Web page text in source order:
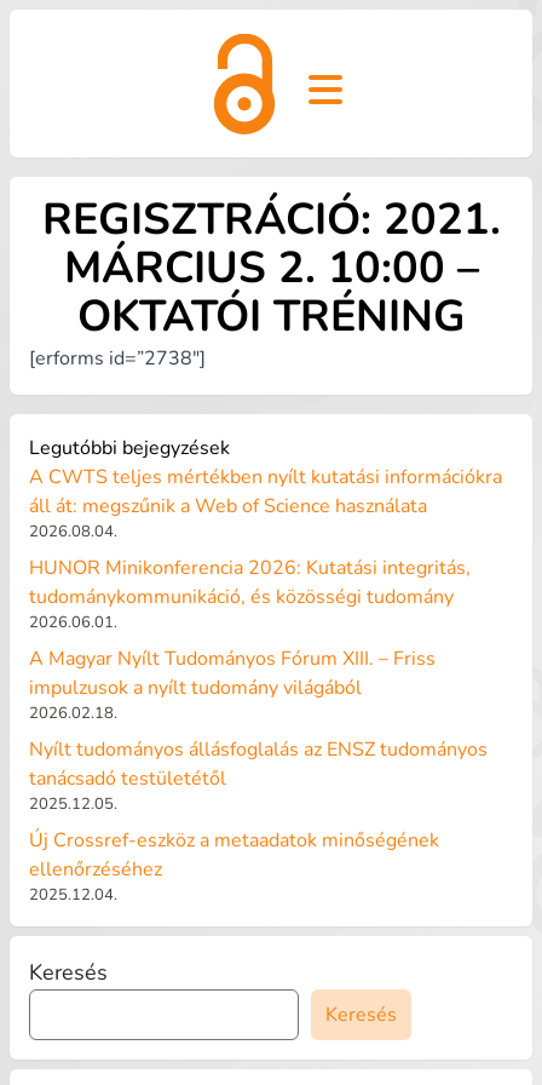
Open main menu
REGISZTRÁCIÓ: 2021.
MÁRCIUS 2. 10:00 –
OKTATÓI TRÉNING
[erforms id=”2738″]
Legutóbbi bejegyzések
A CWTS teljes mértékben nyílt kutatási információkra
áll át: megszűnik a Web of Science használata
2026.08.04.
HUNOR Minikonferencia 2026: Kutatási integritás,
tudománykommunikáció, és közösségi tudomány
2026.06.01.
A Magyar Nyílt Tudományos Fórum XIII. – Friss
impulzusok a nyílt tudomány világából
2026.02.18.
Nyílt tudományos állásfoglalás az ENSZ tudományos
tanácsadó testületétől
2025.12.05.
Új Crossref-eszköz a metaadatok minőségének
ellenőrzéséhez
2025.12.04.
Keresés
Keresés